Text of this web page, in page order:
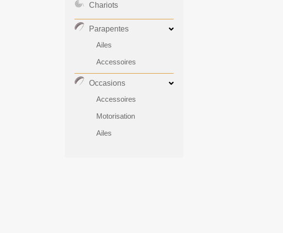
Chariots
Parapentes
Ailes
Accessoires
Occasions
Accessoires
Motorisation
Ailes